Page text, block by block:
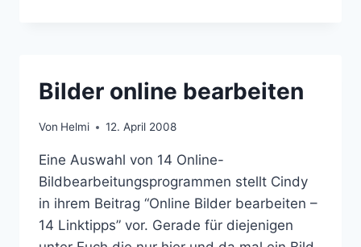
Bilder online bearbeiten
Von Helmi 12. April 2008
Eine Auswahl von 14 Online-
Bildbearbeitungsprogrammen stellt Cindy
in ihrem Beitrag “Online Bilder bearbeiten –
14 Linktipps” vor. Gerade für diejenigen